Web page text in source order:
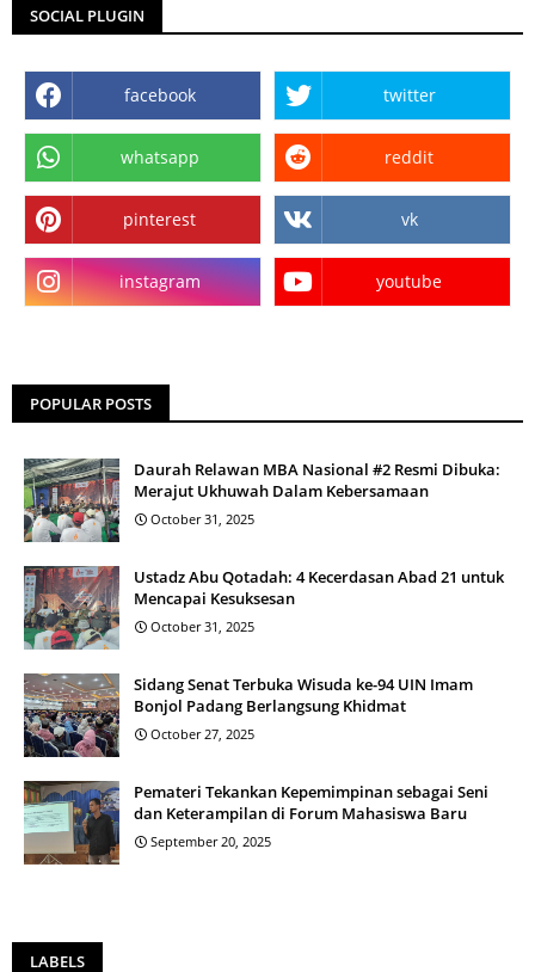
SOCIAL PLUGIN
facebook twitter
whatsapp reddit
pinterest vk
instagram youtube
POPULAR POSTS
Daurah Relawan MBA Nasional #2 Resmi Dibuka:
Merajut Ukhuwah Dalam Kebersamaan
October 31, 2025
Ustadz Abu Qotadah: 4 Kecerdasan Abad 21 untuk
Mencapai Kesuksesan
October 31, 2025
Sidang Senat Terbuka Wisuda ke-94 UIN Imam
Bonjol Padang Berlangsung Khidmat
October 27, 2025
Pemateri Tekankan Kepemimpinan sebagai Seni
dan Keterampilan di Forum Mahasiswa Baru
September 20, 2025
LABELS